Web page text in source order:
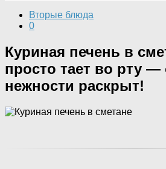
Вторые блюда
0
Куриная печень в
просто тает во рту —
нежности раскрыт!